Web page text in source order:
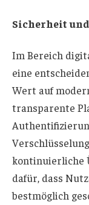
Sicherheit
Im Bereich
eine
Wert auf
transparente
kontinuierliche
dafür, dass
bestmöglich